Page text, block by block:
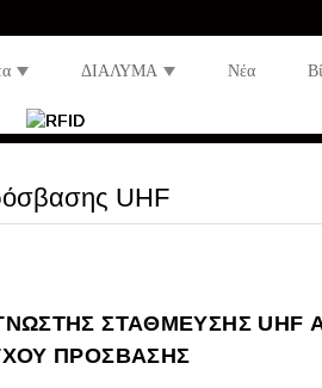
ΔΙΑΛΥΜΑ Νέα
UHF
ΣΤΑΘΜΕΥΣΗΣ UHF
ΠΡΟΣΒΑΣΗΣ